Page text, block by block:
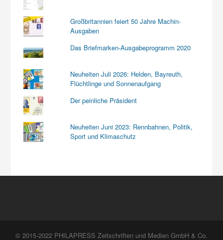
Großbritannien feiert 50 Jahre Machin-
Ausgaben
Das Briefmarken-Ausgabeprogramm 2020
Neuheiten Juli 2026: Helden, Bayreuth,
Flüchtlinge und Sonnenaufgang
Der peinliche Präsident
Neuheiten Juni 2023: Rennbahnen, Politik,
Sport und Klimaschutz
© 2015-2022 PHILAPRESS Zeitschriften und Medien GmbH & Co.